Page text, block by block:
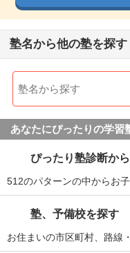
塾名から他の塾を探す
あなたにぴったりの学習
ぴったり塾診断か
512のパターンの中からお
塾、予備校を探す
お住まいの市区町村、路線